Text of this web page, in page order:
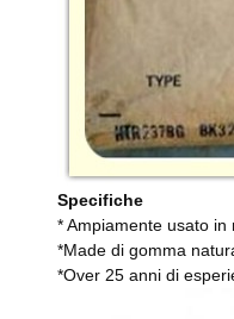
Specifiche
* Ampiamente usato
*Made di gomma
*Over 25 anni di